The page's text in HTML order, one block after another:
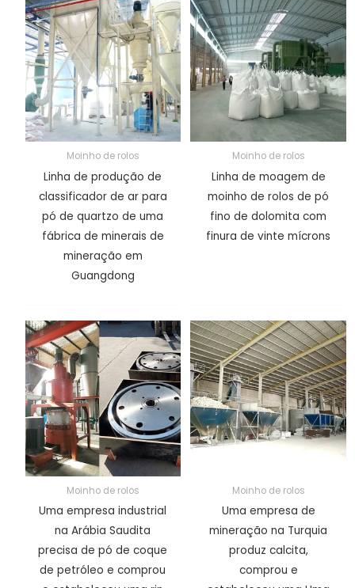
Moinho de rolos
Linha de produção de
classificador de ar para
pó de quartzo de uma
fábrica de minerais de
mineração em
Guangdong
Moinho de rolos
Linha de moagem de
moinho de rolos de pó
fino de dolomita com
finura de vinte mícrons
Moinho de rolos
Uma empresa industrial
na Arábia Saudita
precisa de pó de coque
de petróleo e comprou
Moinho de rolos
Uma empresa de
mineração na Turquia
produz calcita,
comprou e